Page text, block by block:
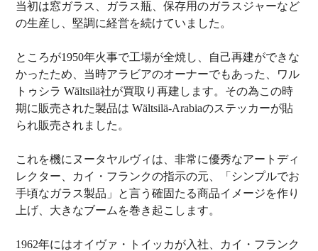
当初は窓ガラス、ガラス瓶、保存用のガラスジャーなど
の生産し、堅調に経営を続けていました。
ところが1950年火事で工場が全焼し、自己再建ができな
かったため、当時アラビアのオーナーでもあった、ワル
トゥシラ Wältsilä社が買取り再建します。その為この時
期に販売された製品は Wältsilä-Arabiaのステッカーが貼
られ販売されました。
これを機にヌータヤルヴィは、非常に優秀なアートディ
レクター、カイ・フランクの指示の元、「シンプルでお
手頃なガラス製品」と言う確固たる商品イメージを作り
上げ、大きなブームを巻き起こします。
1962年にはオイヴァ・トイッカが入社、カイ・フランク